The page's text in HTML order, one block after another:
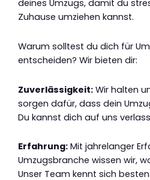
deines Umzugs, damit du
Zuhause umziehen kannst.
Warum solltest du dich für
entscheiden? Wir bieten dir:
Zuverlässigkeit: Wir halten
sorgen dafür, dass dein
Du kannst dich auf uns
Erfahrung: Mit jahrelanger
Umzugsbranche wissen wir,
Unser Team kennt sich